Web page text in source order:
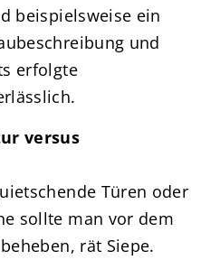
beispielsweise ein
und
erfolgte
versus
Türen oder
sollte man vor dem
rät Siepe.